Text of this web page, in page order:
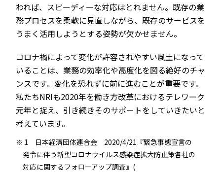
われば、スピーディーな対応はとれません。既存の業
務プロセスを柔軟に見直しながら、既存のサービスを
うまく活用しようとする姿勢が欠かせません。
コロナ禍によって変化が許容されやすい風土になって
いることは、業務の効率化や高度化を図る絶好のチャ
ンスです。変化を恐れずに前に進むことが重要です。
私たちNRIも2020年を働き方改革におけるテレワーク
元年と捉え、引き続きそのサポートをしていきたいと
考えています。
1 日本経済団体連合会 2020/4/21『緊急事態宣言の
発令に伴う新型コロナウイルス感染症拡大防止策各社の
対応に関するフォローアップ調査』(